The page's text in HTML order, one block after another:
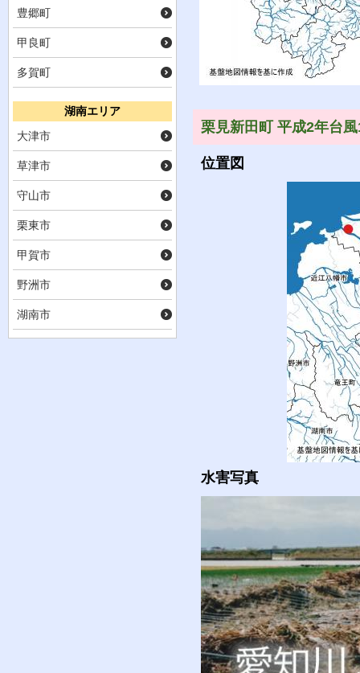
豊郷町
甲良町
多賀町
湖南エリア
大津市
草津市
守山市
栗東市
甲賀市
野洲市
湖南市
栗見新田町 平成2年台
位置図
水害写真